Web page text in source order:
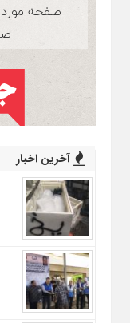
آخرین اخبار